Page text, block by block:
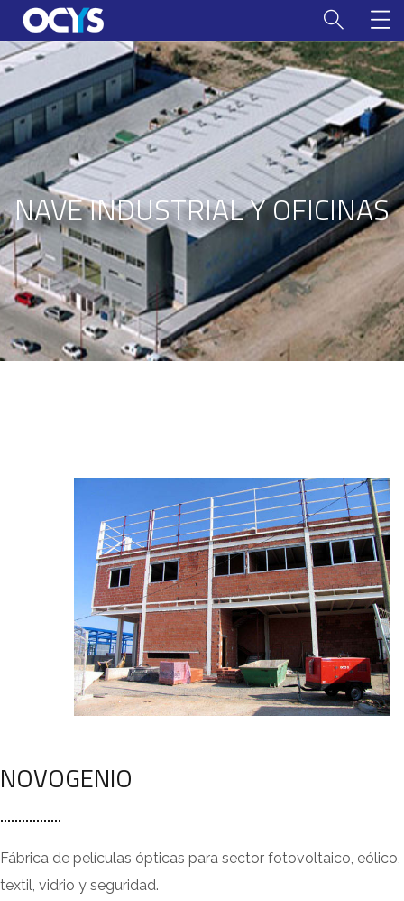
NAVE INDUSTRIAL Y OFICINAS
NOVOGENIO
Fábrica de películas ópticas para sector fotovoltaico, eólico,
textil, vidrio y seguridad.